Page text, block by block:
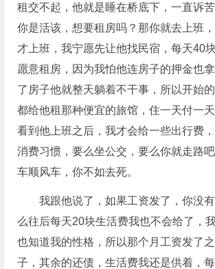
租交不起，他就是睡在桥底下，一直诉
你是活该，想要租房吗？那你就去上班
才上班，我宁愿先让他找民宿，每天40
愿意租房，因为我怕他连房子的押金也
了房子他就整天躺着不干事，所以开始
都给他租那种便宜的旅馆，住一天付一
看到他上班之后，我才会给一些出行费
消费习惯，要么坐公交，要么你就走路
车顺风车，你不如去死。
我跟他说了，如果工资发了，你没
么往后每天20块生活费我也不会给了，
也知道我的性格，所以那个月工资发了
子，其余的还债，生活费我还是供着，每